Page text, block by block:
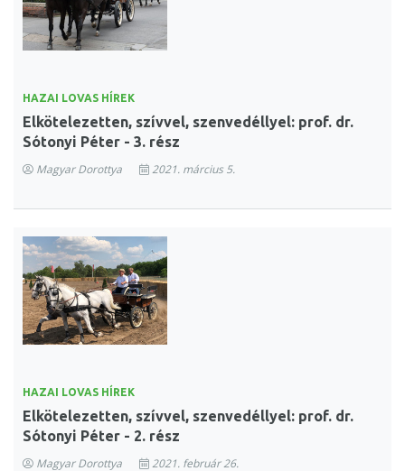
HAZAI LOVAS HÍREK
Elkötelezetten, szívvel, szenvedéllyel: prof. dr.
Sótonyi Péter - 3. rész
Magyar Dorottya 2021. március 5.
HAZAI LOVAS HÍREK
Elkötelezetten, szívvel, szenvedéllyel: prof. dr.
Sótonyi Péter - 2. rész
Magyar Dorottya 2021. február 26.